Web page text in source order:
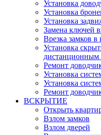
Установка
Установка
Установка
Замена ключей
Врезка замков в
Установка
дистанционным
Ремонт
Установка
Установка
Ремонт
ВСКРЫТИЕ
Открыть
Взлом замков
Взлом дверей